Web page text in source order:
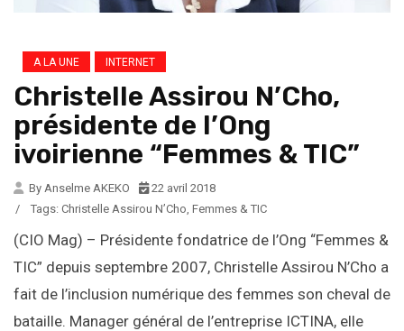
A LA UNE INTERNET
Christelle Assirou N’Cho,
présidente de l’Ong
ivoirienne “Femmes & TIC”
By Anselme AKEKO
22 avril 2018
/
Tags: Christelle Assirou N’Cho Femmes & TIC
(CIO Mag) – Présidente fondatrice de l’Ong “Femmes &
TIC” depuis septembre 2007, Christelle Assirou N’Cho a
fait de l’inclusion numérique des femmes son cheval de
bataille. Manager général de l’entreprise ICTINA, elle